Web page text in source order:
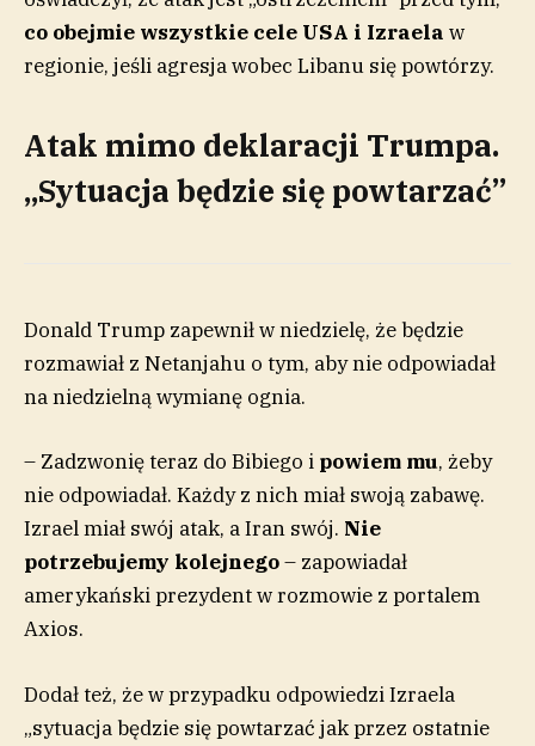
co obejmie wszystkie cele USA i Izraela w
regionie, jeśli agresja wobec Libanu się powtórzy.
Atak mimo deklaracji Trumpa.
„Sytuacja będzie się powtarzać”
Donald Trump zapewnił w niedzielę, że będzie
rozmawiał z Netanjahu o tym, aby nie odpowiadał
na niedzielną wymianę ognia.
– Zadzwonię teraz do Bibiego i powiem mu, żeby
nie odpowiadał. Każdy z nich miał swoją zabawę.
Izrael miał swój atak, a Iran swój. Nie
potrzebujemy kolejnego– zapowiadał
amerykański prezydent w rozmowie z portalem
Axios.
Dodał też, że w przypadku odpowiedzi Izraela
„sytuacja będzie się powtarzać jak przez ostatnie